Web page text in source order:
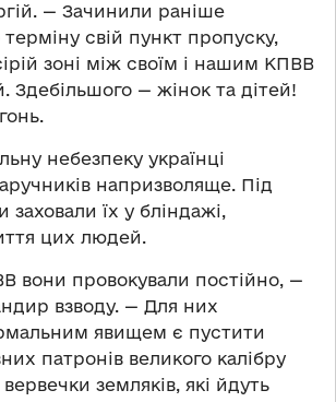
— Зачинили раніше
свій пункт пропуску,
зоні між своїм і нашим КПВВ
Здебільшого — жінок та дітей!
небезпеку українці
напризволяще. Під
заховали їх у бліндажі,
цих людей.
вони провокували постійно, —
взводу. — Для них
явищем є пустити
патронів великого калібру
земляків, які йдуть